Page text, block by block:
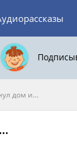
дом и…